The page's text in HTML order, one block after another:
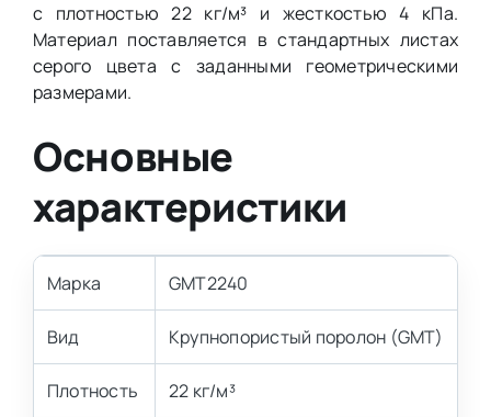
с плотностью 22 кг/м³ и жесткостью 4 кПа.
Материал поставляется в стандартных листах
серого цвета с заданными геометрическими
размерами.
Основные
характеристики
Марка GMT2240
Вид Крупнопористый поролон (GMT)
Плотность 22 кг/м³